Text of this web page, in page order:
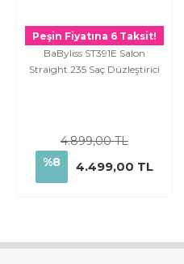
Peşin Fiyatına 6 Taksit!
BaByliss ST391E Salon
Straight 235 Saç Düzleştirici
4.899,00 TL
%8
4.499,00 TL